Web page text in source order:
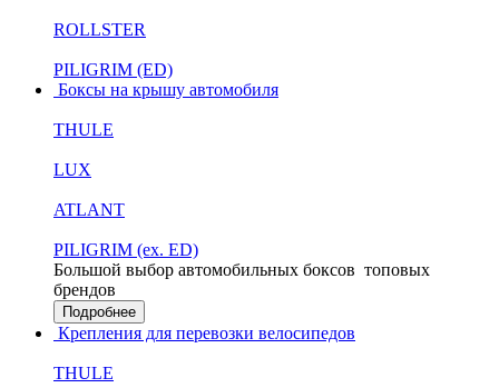
ROLLSTER
PILIGRIM (ED)
Боксы на крышу автомобиля
THULE
LUX
ATLANT
PILIGRIM (ex. ED)
Большой выбор автомобильных боксов топовых
брендов
Подробнее
Крепления для перевозки велосипедов
THULE